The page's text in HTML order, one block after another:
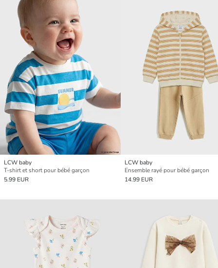
LCW baby
T-shirt et short pour bébé garçon
5.99 EUR
LCW baby
Ensemble rayé pour bébé garçon
14.99 EUR